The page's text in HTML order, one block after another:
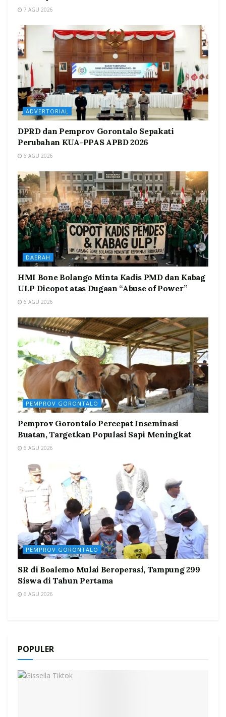
7 AGU 2026
ADVERTORIAL
DPRD dan Pemprov Gorontalo Sepakati
Perubahan KUA-PPAS APBD 2026
6 AGU 2026
DAERAH
HMI Bone Bolango Minta Kadis PMD dan Kabag
ULP Dicopot atas Dugaan “Abuse of Power”
6 AGU 2026
PEMPROV GORONTALO
Pemprov Gorontalo Percepat Inseminasi
Buatan, Targetkan Populasi Sapi Meningkat
6 AGU 2026
PEMPROV GORONTALO
SR di Boalemo Mulai Beroperasi, Tampung 299
Siswa di Tahun Pertama
6 AGU 2026
POPULER